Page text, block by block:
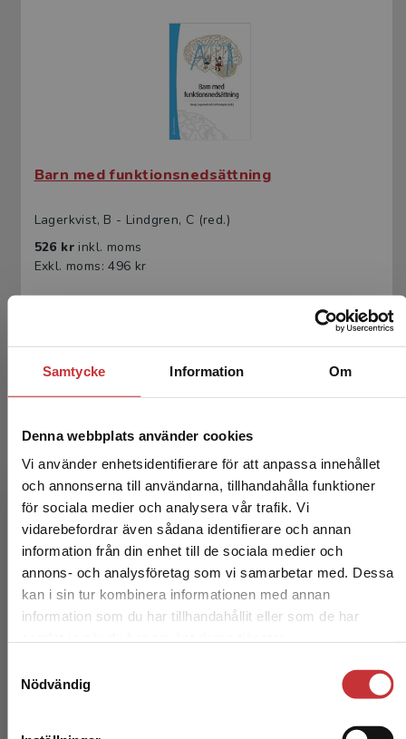
Samtycke Information Om
Denna webbplats använder cookies
Vi använder enhetsidentifierare för att anpassa innehållet
och annonserna till användarna, tillhandahålla funktioner
för sociala medier och analysera vår trafik. Vi
vidarebefordrar även sådana identifierare och annan
information från din enhet till de sociala medier och
annons- och analysföretag som vi samarbetar med. Dessa
kan i sin tur kombinera informationen med annan
information som du har tillhandahållit eller som de har
Nödvändig
Begränsad fraktregion
Det verkar som att du besöker studentlitteratur.se
via en enhet utanför Sverige. Vi erbjuder inte
leveranser utanför Sverige. För att kunna slutföra
ett köp måste leveransadressen vara i Sverige.
Läs
Barn med funktionsnedsättning
Lagerkvist, B - Lindgren, C (red.)
526 kr inkl. moms
Exkl. moms: 496 kr
Barn med funktionsnedsättning
Lagerkvist, B - Lindgren, C (red.)
inkl. moms
Exkl. moms: 310 kr